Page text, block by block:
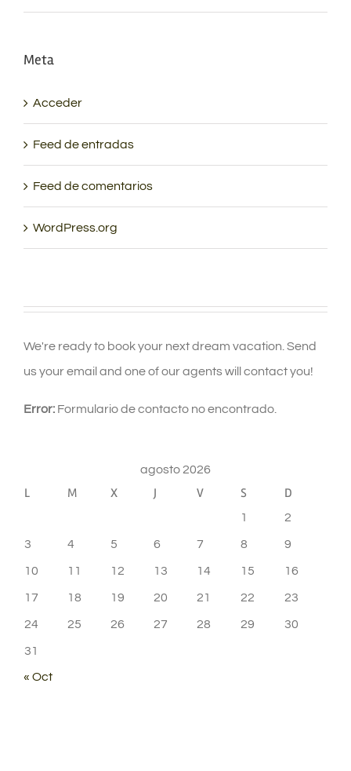
Meta
Acceder
Feed de entradas
Feed de comentarios
WordPress.org
We're ready to book your next dream vacation. Send
us your email and one of our agents will contact you!
Error: Formulario de contacto no encontrado.
agosto 2026
L M X J V S D
1 2
3 4 5 6 7 8 9
10 11 12 13 14 15 16
17 18 19 20 21 22 23
24 25 26 27 28 29 30
31
« Oct